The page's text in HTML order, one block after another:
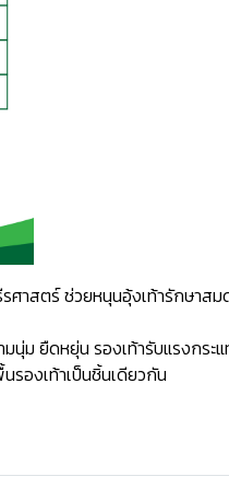
าสตร์ ช่วยหนุนอุ้งเท้ารักษา
ยืดหยุ่น รองเท้ารับแรงกระแ
องเท้าเป็นชิ้นเดียวกัน